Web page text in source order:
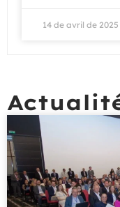
14 de avril de 2025